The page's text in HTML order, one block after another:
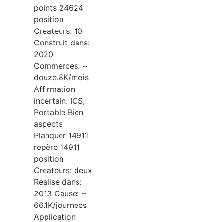
points 24624
position
Createurs: 10
Construit dans:
2020
Commerces: ~
douze.8K/mois
Affirmation
incertain: IOS,
Portable Bien
aspects
Planquer 14911
repère 14911
position
Createurs: deux
Realise dans:
2013 Cause: ~
66.1K/journees
Application